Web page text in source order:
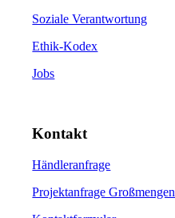
Soziale Verantwortung
Ethik-Kodex
Jobs
Kontakt
Händleranfrage
Projektanfrage Großmengen